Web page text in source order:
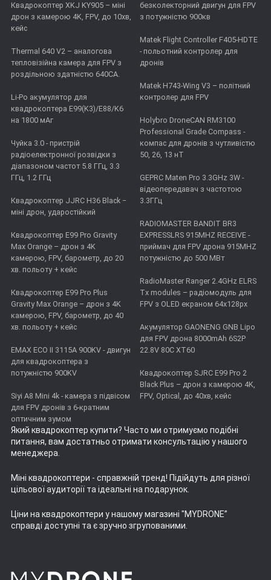
Квадрокоптер XKJ KY905 – міні
дрон з камерою 4K, FPV, до 10хв,
кейс
Thermal 640 V2 – аналогова
тепловізійна камера для FPV з
роздільною здатністю 640CA.
Li-Po акумулятор для
квадрокоптера E99(K3)/E88/K6
на 1800 мАг
Чуйка 3.0 - пристрій
радіоелектронної розвідки з
діапазоном частот 5.8 ГГц, 3.3
ГГц, 1.2 ГГц
Квадрокоптер JJRC H36 Black −
міні дрон, ударостійкий
Квадрокоптер E99 Pro Gravity
Max Orange – дрон з 4K
камерою, FPV, барометр, до 20
хв. польоту + кейс
Квадрокоптер E99 Pro Plus
Gravity Max Orange – дрон з 4K
камерою, FPV, барометр, до 40
хв. польоту + кейс
EMAX ECO II 3115А 900KV - двигун
для квадрокоптера з
потужністю 900KV
Siyi A8 Mini 4k - камера з підвісом
для FPV дронів з 6-кратним
оптичним зумом
безколекторний двигун для FPV
з потужністю 900кв
Matek Flight Controller F405-HDTE
- польотний контролер для
дронів
Matek H743-Wing V3 – політний
контролер для FPV
Holybro DroneCAN RM3100
Professional Grade Compass -
компас для дронів з чутливістю
50, 26, 13 нТ
GEPRC Maten Pro 3.3GHz 3W -
відеопередавач з частотою
3.3ГГц
RADIOMASTER BANDIT BR3
EXPRESSLRS 915MHZ RECEIVE -
приймач для FPV дрона 915MHZ
потужністю до 500 МВт
RadioMaster Ranger 2.4GHz ELRS
Tx modules – радіомодуль для
FPV з OLED екраном 64x128px
Акумулятор GAONENG GNB Lipo
для FPV дрона 8000mAh 6S2P
22.8V 80C XT60
Квадрокоптер SJRC E99 Pro 2
Black Plus – дрон з камерою 4K,
FPV, Optical, до 40хв, кейс
Який квадрокоптер купити? Часто ми отримуємо подібні
питання, вам достатньо отримати консультацію у нашого
менеджера.
Міні квадрокоптери - справжній тренд! Підійдуть для різної
цільової аудиторії та ідеальні на подарунок.
Ціни на квадрокоптери у нашому магазині "MYDRONE”
справді доступні та є зручно згрупованими.